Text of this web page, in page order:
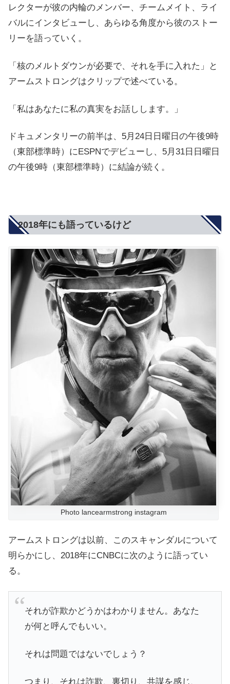
レクターが彼の内輪のメンバー、チームメイト、ライ
バルにインタビューし、あらゆる角度から彼のストー
リーを語っていく。
「核のメルトダウンが必要で、それを手に入れた」と
アームストロングはクリップで述べている。
「私はあなたに私の真実をお話しします。」
ドキュメンタリーの前半は、5月24日日曜日の午後9時
（東部標準時）にESPNでデビューし、5月31日日曜日
の午後9時（東部標準時）に結論が続く。
2018年にも語っているけど
Photo lancearmstrong instagram
アームストロングは以前、このスキャンダルについて
明らかにし、2018年にCNBCに次のように語ってい
る。
それが詐欺かどうかはわかりません。あなた
が何と呼んでもいい。
それは問題ではないでしょう？
つまり、それは詐欺、裏切り、共謀を感じ、